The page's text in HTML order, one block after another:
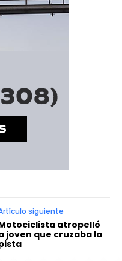
siguiente
atropelló
joven que cruzaba la